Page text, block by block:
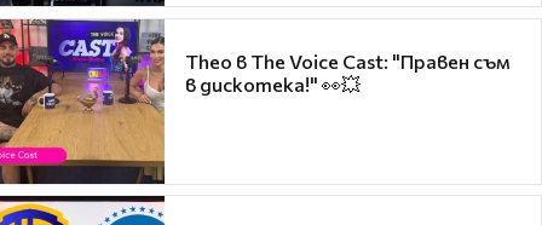
Theo в The Voice Cast: "Правен съм
в дискотека!" 👀💥